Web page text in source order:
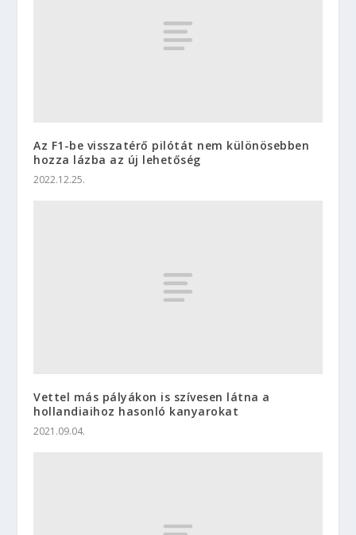
Az F1-be visszatérő pilótát nem különösebben
hozza lázba az új lehetőség
2022.12.25.
Vettel más pályákon is szívesen látna a
hollandiaihoz hasonló kanyarokat
2021.09.04.